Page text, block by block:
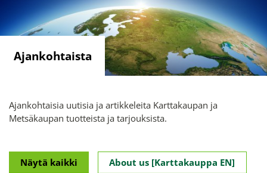
Ajankohtaista
Ajankohtaisia uutisia ja artikkeleita Karttakaupan ja
Metsäkaupan tuotteista ja tarjouksista.
Näytä kaikki About us [Karttakauppa EN]